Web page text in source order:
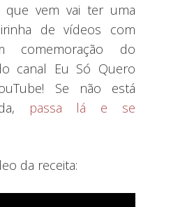
que vem vai ter uma
de vídeos com
comemoração do
canal Eu Só Quero
Se não está
passa lá e se
da receita: